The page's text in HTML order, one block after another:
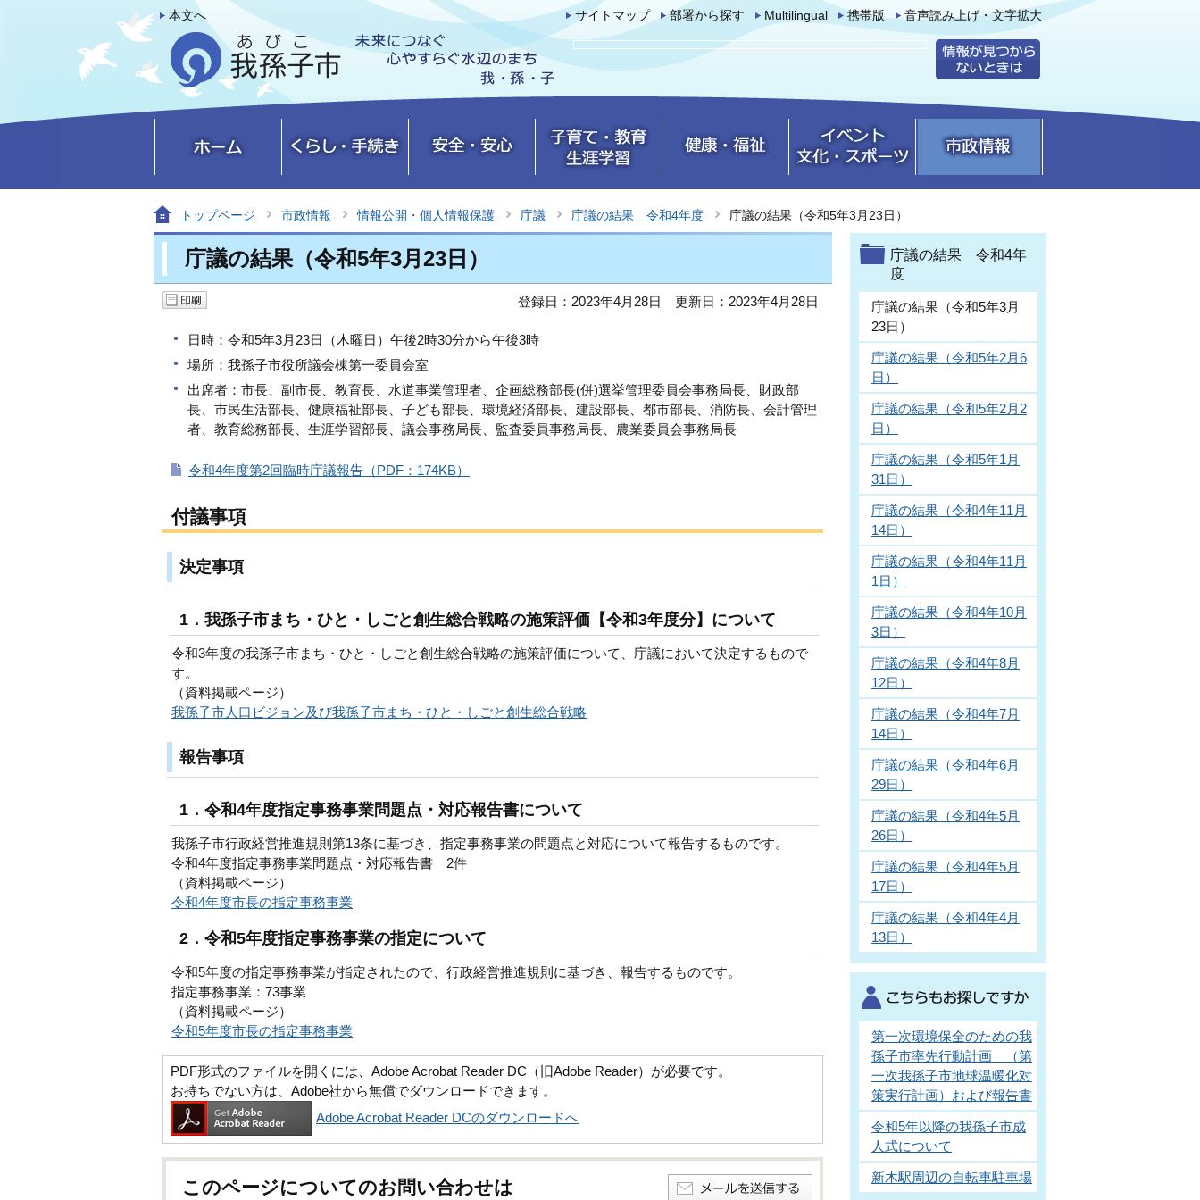
本文へ サイトマップ 部署から探す Multilingual 携帯版 音声読み上げ・文字拡大
トップページ 市政情報 情報公開・個人情報保護 庁議 庁議の結果 令和4年度 庁議の結果（令和5年3月23日）
庁議の結果（令和5年3月23日）
登録日：2023年4月28日 更新日：2023年4月28日
日時：令和5年3月23日（木曜日）午後2時30分から午後3時
場所：我孫子市役所議会棟第一委員会室
出席者：市長、副市長、教育長、水道事業管理者、企画総務部長(併)選挙管理委員会事務局長、財政部
長、市民生活部長、健康福祉部長、子ども部長、環境経済部長、建設部長、都市部長、消防長、会計管理
者、教育総務部長、生涯学習部長、議会事務局長、監査委員事務局長、農業委員会事務局長
令和4年度第2回臨時庁議報告（PDF：174KB）
付議事項
決定事項
1．我孫子市まち・ひと・しごと創生総合戦略の施策評価【令和3年度分】について
令和3年度の我孫子市まち・ひと・しごと創生総合戦略の施策評価について、庁議において決定するもので
す。
（資料掲載ページ）
我孫子市人口ビジョン及び我孫子市まち・ひと・しごと創生総合戦略
報告事項
1．令和4年度指定事務事業問題点・対応報告書について
我孫子市行政経営推進規則第13条に基づき、指定事務事業の問題点と対応について報告するものです。
令和4年度指定事務事業問題点・対応報告書 2件
（資料掲載ページ）
令和4年度市長の指定事務事業
2．令和5年度指定事務事業の指定について
令和5年度の指定事務事業が指定されたので、行政経営推進規則に基づき、報告するものです。
指定事務事業：73事業
（資料掲載ページ）
令和5年度市長の指定事務事業
PDF形式のファイルを開くには、Adobe Acrobat Reader DC（旧Adobe Reader）が必要です。
お持ちでない方は、Adobe社から無償でダウンロードできます。
Adobe Acrobat Reader DCのダウンロードへ
このページについてのお問い合わせは
庁議の結果 令和4年
度
庁議の結果（令和5年3月
23日）
庁議の結果（令和5年2月6
日）
庁議の結果（令和5年2月2
日）
庁議の結果（令和5年1月
31日）
庁議の結果（令和4年11月
14日）
庁議の結果（令和4年11月
1日）
庁議の結果（令和4年10月
3日）
庁議の結果（令和4年8月
12日）
庁議の結果（令和4年7月
14日）
庁議の結果（令和4年6月
29日）
庁議の結果（令和4年5月
26日）
庁議の結果（令和4年5月
17日）
庁議の結果（令和4年4月
13日）
第一次環境保全のための我
孫子市率先行動計画 （第
一次我孫子市地球温暖化対
策実行計画）および報告書
令和5年以降の我孫子市成
人式について
新木駅周辺の自転車駐車場